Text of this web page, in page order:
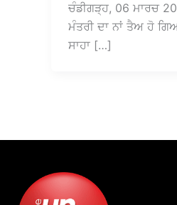
ਚੰਡੀਗੜ੍ਹ, 06 ਮਾਰਚ
ਮੰਤਰੀ ਦਾ ਨਾਂ ਤੈਅ ਹੋ
ਸਾਹਾ […]